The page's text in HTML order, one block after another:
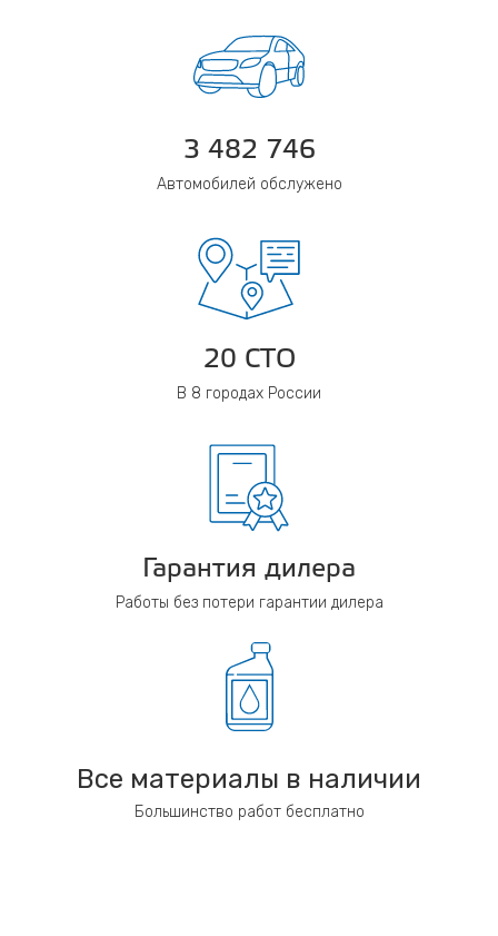
3 482 746
Автомобилей обслужено
20 СТО
В 8 городах России
Гарантия дилера
Работы без потери гарантии дилера
Все материалы в наличии
Большинство работ бесплатно